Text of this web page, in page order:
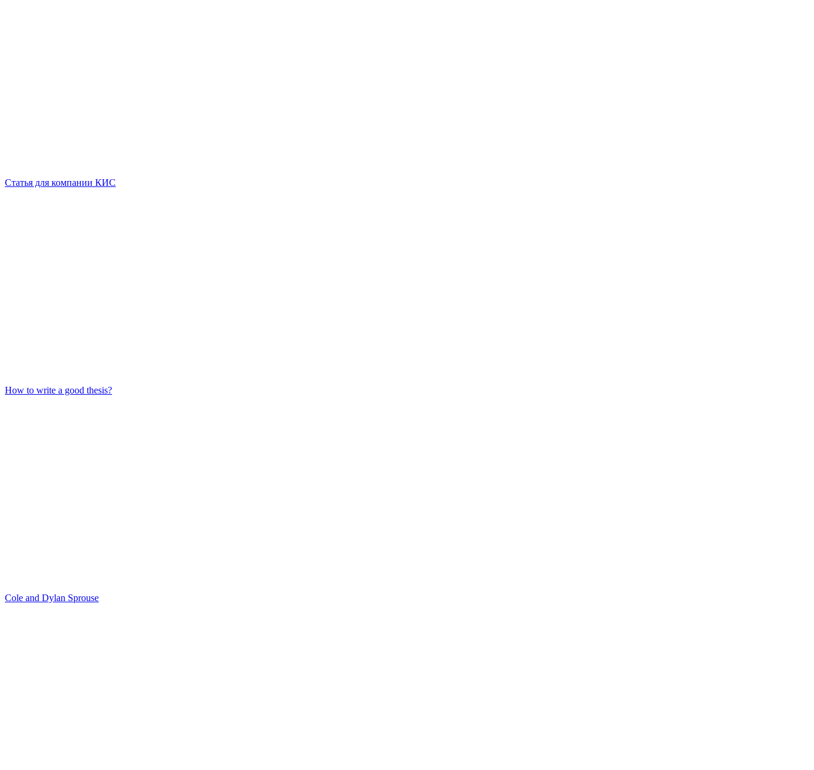
Статья для компании КИС
How to write a good thesis?
Cole and Dylan Sprouse